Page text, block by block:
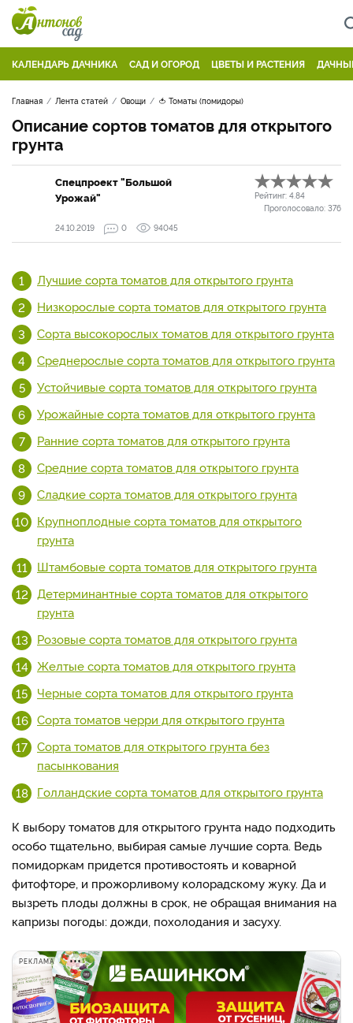
КАЛЕНДАРЬ ДАЧНИКА САД И ОГОРОД ЦВЕТЫ И РАСТЕНИЯ
Главная Лента статей Овощи 🍅 Томаты (помидоры)
Описание сортов томатов для открытого
грунта
Спецпроект "Большой
Урожай"
Рейтинг: 4.84
Проголосовало: 376
24.10.2019
0 94045
Лучшие сорта томатов для открытого грунта
Низкорослые сорта томатов для открытого грунта
Сорта высокорослых томатов для открытого грунта
Среднерослые сорта томатов для открытого грунта
Устойчивые сорта томатов для открытого грунта
Урожайные сорта томатов для открытого грунта
Ранние сорта томатов для открытого грунта
Средние сорта томатов для открытого грунта
Сладкие сорта томатов для открытого грунта
Крупноплодные сорта томатов для открытого
грунта
Штамбовые сорта томатов для открытого грунта
Детерминантные сорта томатов для открытого
грунта
Розовые сорта томатов для открытого грунта
Желтые сорта томатов для открытого грунта
Черные сорта томатов для открытого грунта
Сорта томатов черри для открытого грунта
Сорта томатов для открытого грунта без
пасынкования
Голландские сорта томатов для открытого грунта
К выбору томатов для открытого грунта надо подходить
особо тщательно, выбирая самые лучшие сорта. Ведь
помидоркам придется противостоять и коварной
фитофторе, и прожорливому колорадскому жуку. Да и
вызреть плоды должны в срок, не обращая внимания на
капризы погоды: дожди, похолодания и засуху.
РЕКЛАМА